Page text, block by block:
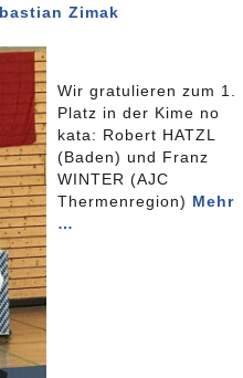
Zimak
Wir gratulieren zum 1.
Platz in der Kime no
kata: Robert HATZL
(Baden) und Franz
WINTER (AJC
Thermenregion) Mehr
…